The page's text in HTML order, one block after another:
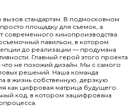
стандартам. В подмосковном
площадку для съемок, а
современного кинопроизводства.
павильон, в котором
до реализации — продумана
Главный герой этого проекта
не похожий дизайн. Мы с самого
решений. Наша команда
в жизнь собственную, дерзкую
как цифровая матрица будущего.
код, в котором зашифрована